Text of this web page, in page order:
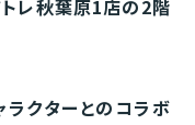
トレ秋葉原1店の2階
クターとのコラボ